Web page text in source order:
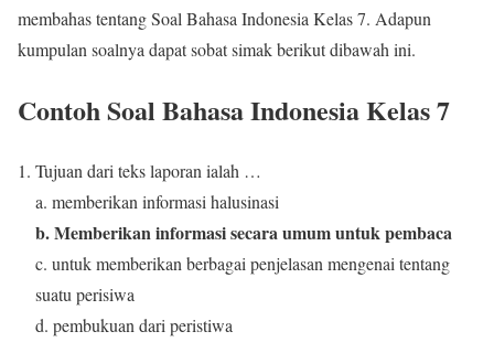
membahas tentang Soal Bahasa Indonesia Kelas 7. Adapun
kumpulan soalnya dapat sobat simak berikut dibawah ini.
Contoh Soal Bahasa Indonesia Kelas 7
Tujuan dari teks laporan ialah …
a. memberikan informasi halusinasi
b. Memberikan informasi secara umum untuk pembaca
c. untuk memberikan berbagai penjelasan mengenai tentang
suatu perisiwa
d. pembukuan dari peristiwa